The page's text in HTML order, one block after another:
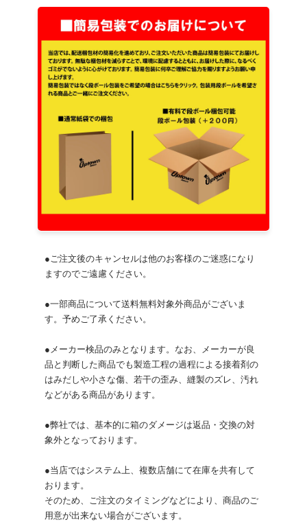
●ご注文後のキャンセルは他のお客様のご迷惑になり
ますのでご遠慮ください。
●一部商品について送料無料対象外商品がございま
す。予めご了承ください。
●メーカー検品のみとなります。なお、メーカーが良
品と判断した商品でも製造工程の過程による接着剤の
はみだしや小さな傷、若干の歪み、縫製のズレ、汚れ
などがある商品があります。
●弊社では、基本的に箱のダメージは返品・交換の対
象外となっております。
●当店ではシステム上、複数店舗にて在庫を共有して
おります。
そのため、ご注文のタイミングなどにより、商品のご
用意が出来ない場合がございます。